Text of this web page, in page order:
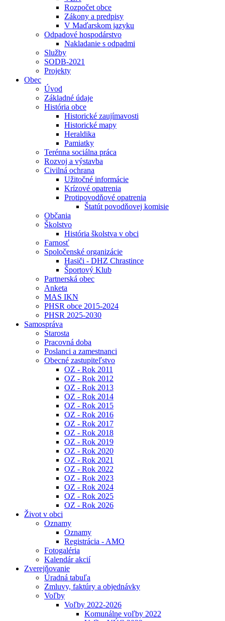
Rozpočet obce
Zákony a predpisy
V Maďarskom jazyku
Odpadové hospodárstvo
Nakladanie s odpadmi
Služby
SODB-2021
Projekty
Obec
Úvod
Základné údaje
História obce
Historické zaujímavosti
Historické mapy
Heraldika
Pamiatky
Terénna sociálna práca
Rozvoj a výstavba
Civilná ochrana
Užitočné informácie
Krízové opatrenia
Protipovodňové opatrenia
Štatút povodňovej komisie
Občania
Školstvo
História školstva v obci
Farnosť
Spoločenské organizácie
Hasiči - DHZ Chrastince
Športový Klub
Partnerská obec
Anketa
MAS IKN
PHSR obce 2015-2024
PHSR 2025-2030
Samospráva
Starosta
Pracovná doba
Poslanci a zamestnanci
Obecné zastupiteľstvo
OZ - Rok 2011
OZ - Rok 2012
OZ - Rok 2013
OZ - Rok 2014
OZ - Rok 2015
OZ - Rok 2016
OZ - Rok 2017
OZ - Rok 2018
OZ - Rok 2019
OZ - Rok 2020
OZ - Rok 2021
OZ - Rok 2022
OZ - Rok 2023
OZ - Rok 2024
OZ - Rok 2025
OZ - Rok 2026
Život v obci
Oznamy
Oznamy
Registrácia - AMO
Fotogaléria
Kalendár akcií
Zverejňovanie
Úradná tabuľa
Zmluvy, faktúry a objednávky
Voľby
Voľby 2022-2026
Komunálne voľby 2022